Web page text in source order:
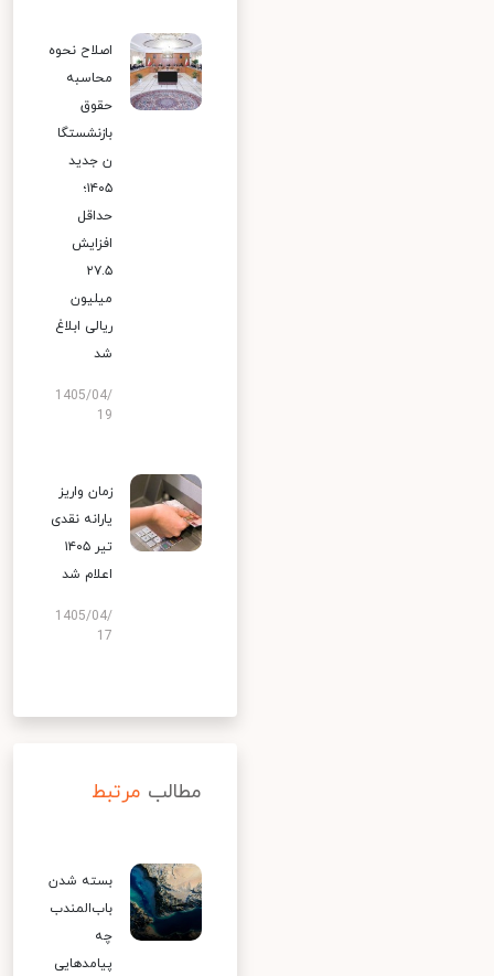
اصلاح نحوه
محاسبه
حقوق
بازنشستگا
ن جدید
۱۴۰۵؛
حداقل
افزایش
۲۷.۵
میلیون
ریالی ابلاغ
شد
1405/04/
19
زمان واریز
یارانه نقدی
تیر ۱۴۰۵
اعلام شد
1405/04/
17
مطالب مرتبط
بسته شدن
باب‌المندب
چه
پیامدهایی